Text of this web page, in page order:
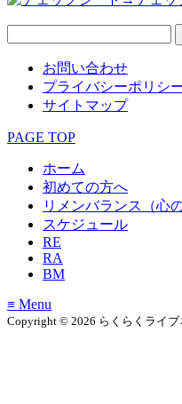
お問い合わせ
プライバシーポリシ
サイトマップ
PAGE TOP
ホーム
初めての方へ
リメンバランス（心
スケジュール
RE
RA
BM
≡ Menu
Copyright © 2026 らくらくライブ